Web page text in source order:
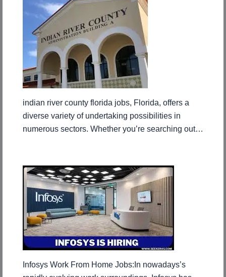
indian river county florida jobs, Florida, offers a
diverse variety of undertaking possibilities in
numerous sectors. Whether you’re searching out…
Infosys Work From Home Jobs:In nowadays’s